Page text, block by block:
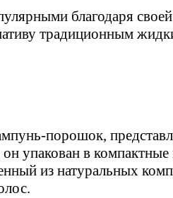
благодаря
традиционным
порошок,
упакован в компактные
из натуральных